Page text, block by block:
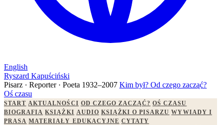
English
Ryszard Kapuściński
Pisarz · Reporter · Poeta 1932–2007 Kim był? Od czego zacząć?
Oś czasu
START AKTUALNOŚCI OD CZEGO ZACZĄĆ? OŚ CZASU
BIOGRAFIA KSIĄŻKI AUDIO KSIĄŻKI O PISARZU WYWIADY I
PRASA MATERIAŁY EDUKACYJNE CYTATY